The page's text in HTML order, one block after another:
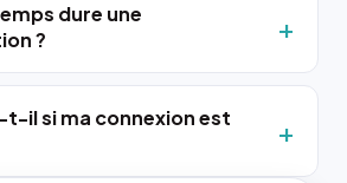
dure une
?
t-il si ma connexion est